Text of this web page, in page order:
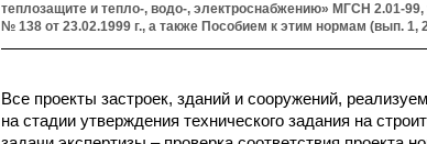
теплозащите и тепло-, водо-, электроснабжению» МГСН 2.01-
№ 138 от 23.02.1999 г., а также Пособием к этим нормам (вып. 1,
Все проекты застроек, зданий и сооружений,
на стадии утверждения технического задания на